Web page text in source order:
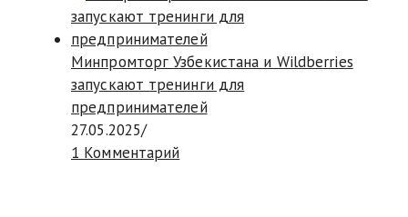
Минпромторг Узбекистана и Wildberries
запускают тренинги для
предпринимателей
27.05.2025/
1 Комментарий